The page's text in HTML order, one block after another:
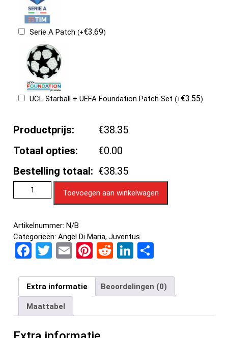
Serie A Patch(+€3.69)
UCL Starball + UEFA Foundation Patch Set(+€3.55)
Productprijs:
€38.35
Totaal opties:
€0.00
Bestelling totaal: €38.35
Toevoegen aan winkelwagen
Artikelnummer: N/B
Categorieën:Angel Di Maria,Juventus
F
ce
b
o
o
T
tt
er
E
ail
Pi
er
es
t
R
d
di
t
Li
ke
dI
n
e
n
Extra informatie Beoordelingen (0)
Maattabel